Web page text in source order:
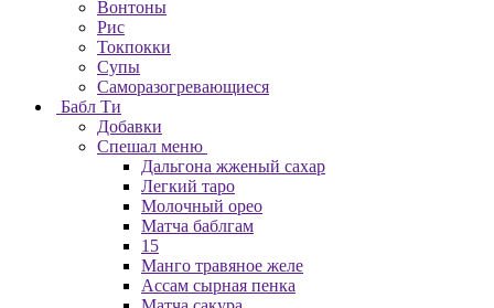
Вонтоны
Рис
Токпокки
Супы
Саморазогревающиеся
Бабл Ти
Добавки
Спешал меню
Дальгона жженый сахар
Легкий таро
Молочный орео
Матча баблгам
15
Манго травяное желе
Ассам сырная пенка